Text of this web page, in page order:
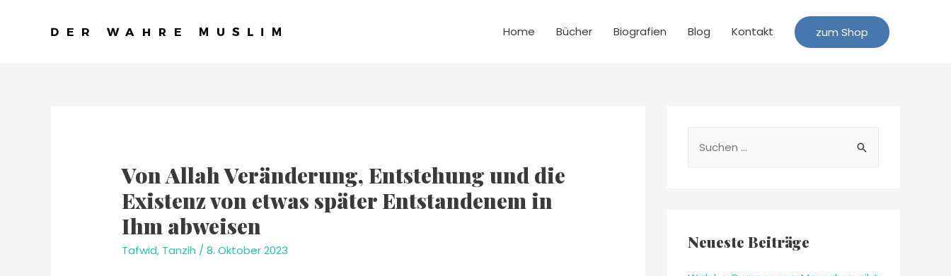
Home Bücher Biografien Blog Kontakt zum Shop
Von Allah Veränderung, Entstehung und die
Existenz von etwas später Entstandenem in
Ihm abweisen
Tafwid, Tanzih /8. Oktober 2023 Neueste Beiträge